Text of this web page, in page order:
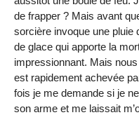
de frapper ? Mais avant
sorcière invoque une pluie
de glace qui apporte la
impressionnant. Mais
est rapidement achevée
fois je me demande si je
son arme et me laissait